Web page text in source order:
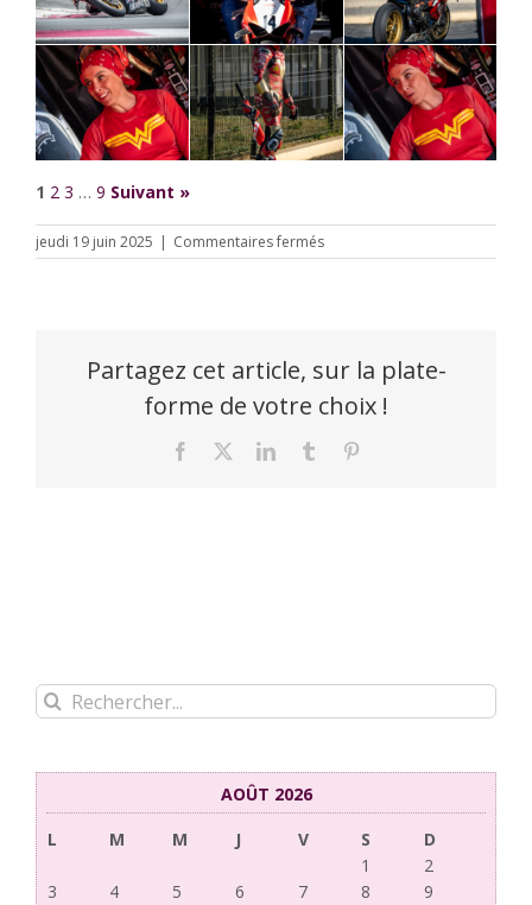
1 2 3 … 9 Suivant »
jeudi 19 juin 2025 | Commentaires ferméssur
SRC
–
Photos
By
Partagez cet article, sur la plate-
forme de votre choix !
Facebook LinkedInTumblr
Rechercher:
AOÛT 2026
L
M M J V S
D
1
2
3
4 5 6 7 8
9